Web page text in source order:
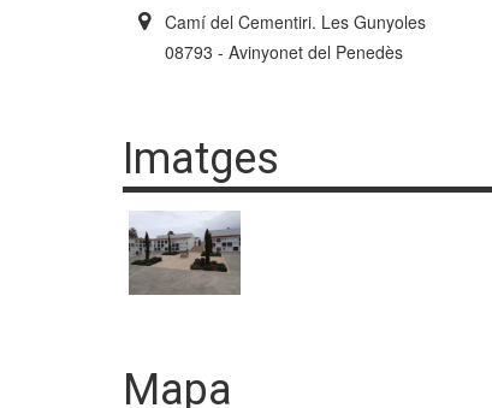
Camí del Cementiri. Les Gunyoles
08793 - Avinyonet del Penedès
Imatges
Mapa